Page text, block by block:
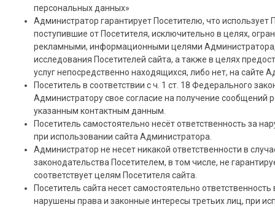
персональных данных»
Администратор гарантирует Посетителю, что
поступившие от Посетителя, исключительно в целях,
рекламными, информационными целями
исследования Посетителей сайта, а также в целях
услуг непосредственно находящихся, либо нет, на сайте
Посетитель в соответствии с ч. 1 ст. 18 Федерального
Администратору свое согласие на получение сообщений
указанным контактным данным.
Посетитель самостоятельно несёт ответственность за
при использовании сайта Администратора.
Администратор не несет никакой ответственности в
законодательства Посетителем, в том числе, не
соответствует целям Посетителя сайта.
Посетитель сайта несет самостоятельно
нарушены права и законные интересы третьих лиц, при